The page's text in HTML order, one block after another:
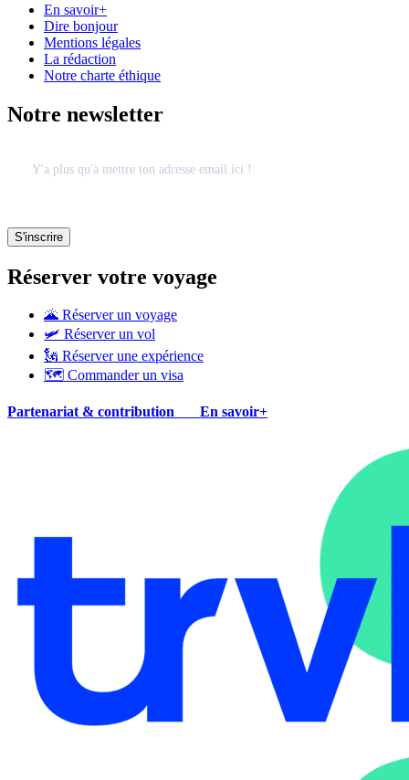
En savoir+
Dire bonjour
Mentions légales
La rédaction
Notre charte éthique
Notre newsletter
Réserver votre voyage
🌋 Réserver un voyage
🛩 Réserver un vol
🗽 Réserver une expérience
🗺 Commander un visa
Partenariat & contribution En savoir+